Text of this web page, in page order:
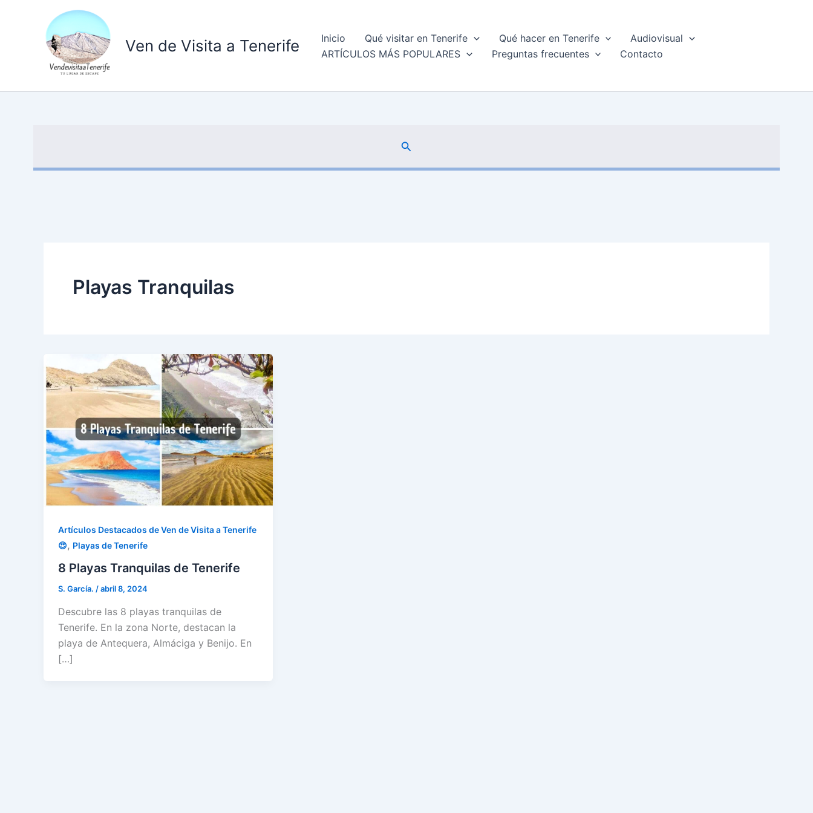
Ven de Visita a Tenerife Inicio Qué visitar en Tenerife Qué hacer en Tenerife
Audiovisual
ARTÍCULOS MÁS POPULARES
Preguntas frecuentes Contacto
Buscar
Playas Tranquilas
Artículos Destacados de Ven de Visita a Tenerife
😍, Playas de Tenerife
8 Playas Tranquilas de Tenerife
S. García. /abril 8, 2024
Descubre las 8 playas tranquilas de
Tenerife. En la zona Norte, destacan la
playa de Antequera, Almáciga y Benijo. En
[…]